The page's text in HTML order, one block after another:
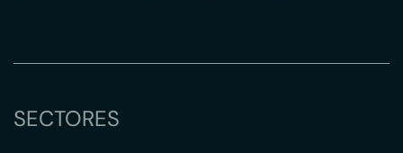
SECTORES